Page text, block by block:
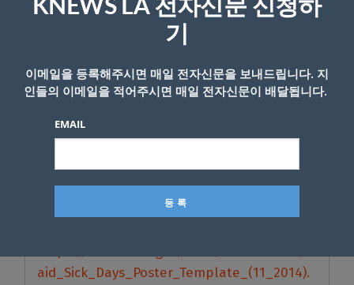
다음은 고용주들이 이렇게 변화하는 상황에 대
해 대체해야 한다. (A) PTO에 유급병가 를 포함
해줘야 한다. (B) 종업원이 신청 한 유급병가 시
간과 날짜를 정확하게 반영하는 페이롤과 타임
카드 시스템을 갖춰야 한다. (C) 올해부터 노동
이 포함된 “Know Your Rights” 통지서를 반드
시 새 종업원 채용시 제공해야 한다. (D) 달라진
유급병가 방침에 대해 종업원들에게 통보를 해
aid_Sick_Days_Poster_Template_(11_2014).
KNEWS LA 전자신문 신청하
기
이메일을 등록해주시면 매일 전자신문을 보내드립니다. 지
인들의 이메일을 적어주시면 매일 전자신문이 배달됩니다.
EMAIL